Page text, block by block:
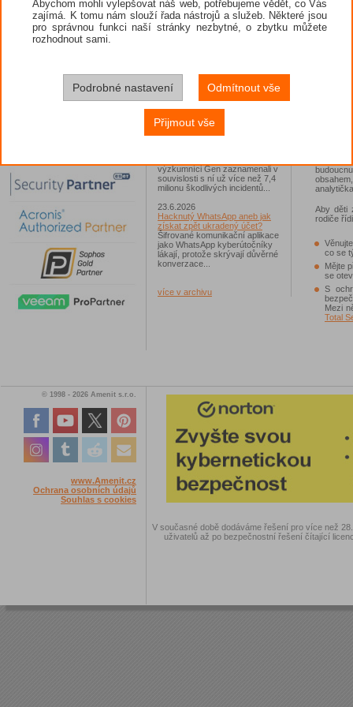
26.6.2026
ESET: S příchodem léta
zaplavují Česko falešné mobilní
Chase Home App či Candy
Race Launcher. Hlavním cílem
útočníků bylo v tomto případě
Polsko, následováno Českem a
Slovenskem...
24.6.2026
výzkumníci Gen zaznamenali v
souvislosti s ní už více než 7,4
milionu škodlivých incidentů...
23.6.2026
Hacknutý WhatsApp aneb jak
získat zpět ukradený účet?
Šifrované komunikační aplikace
jako WhatsApp kyberútočníky
lákají, protože skrývají důvěrné
konverzace...
více v archivu
se týkaly
Aby děti
rodiče
co se
Mějte
se
S
Mezi
Total
© 1998 - 2026 Amenit s.r.o.
www.Amenit.cz
Ochrana osobních údajů
Souhlas s cookies
V současné době dodáváme řešení pro více než
uživatelů až po bezpečnostní řešení čítající
Abychom mohli vylepšovat náš web, potřebujeme vědět, co Vás
zajímá. K tomu nám slouží řada nástrojů a služeb. Některé jsou
pro správnou funkci naší stránky nezbytné, o zbytku můžete
rozhodnout sami.
Podrobné nastavení Odmítnout vše
Přijmout vše